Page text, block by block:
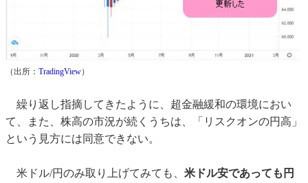
（出所： TradingView）
繰り返し指摘してきたように、超金融緩和の環境におい
て、また、株高の市況が続くうちは、「リスクオンの円高」
という見方には同意できない。
米ドル/円のみ取り上げてみても、 米ドル安であっても円